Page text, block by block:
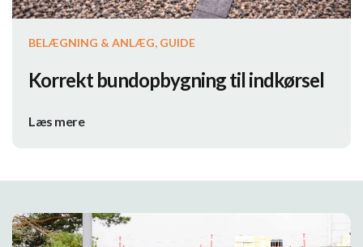
BELÆGNING & ANLÆG, GUIDE
Korrekt bundopbygning til indkørsel
Læs mere